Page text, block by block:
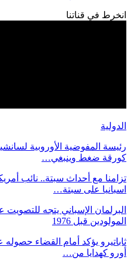
انخرط في قناتنا
الدولية
رئيسة المفوضية الأوروبية
كورقة ضغط وينبغي…
تزامنا مع أحداث سبتة.. نائب
اسبانيا على سبتة…
البرلمان الإسباني يتجه
المولودين قبل 1976
أورو كهدايا من…